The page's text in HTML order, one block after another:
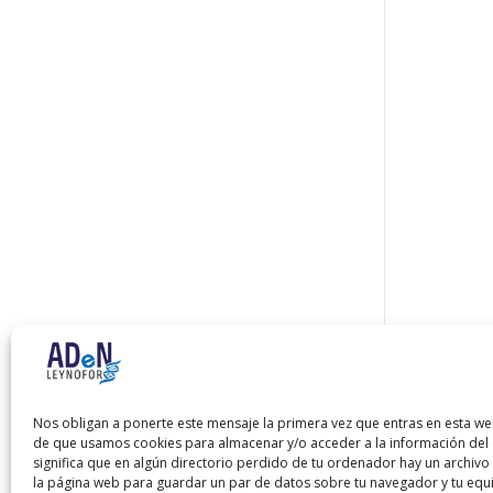
Nos obligan a ponerte este mensaje la primera vez que entras en esta
de que usamos cookies para almacenar y/o acceder a la información
significa que en algún directorio perdido de tu ordenador hay un
la página web para guardar un par de datos sobre tu navegador y tu